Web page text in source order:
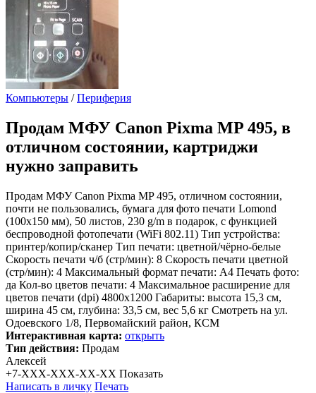
Компьютеры /Периферия
Продам МФУ Canon Pixma MP 495, в
отличном состоянии, картриджи
нужно заправить
Продам МФУ Canon Pixma MP 495, отличном состоянии,
почти не пользовались, бумага для фото печати Lomond
(100x150 мм), 50 листов, 230 g/m в подарок, с функцией
беспроводной фотопечати (WiFi 802.11) Тип устройства:
принтер/копир/сканер Тип печати: цветной/чёрно-белые
Скорость печати ч/б (стр/мин): 8 Скорость печати цветной
(стр/мин): 4 Максимальный формат печати: А4 Печать фото:
да Кол-во цветов печати: 4 Максимальное расширение для
цветов печати (dpi) 4800x1200 Габариты: высота 15,3 см,
ширина 45 см, глубина: 33,5 см, вес 5,6 кг Смотреть на ул.
Одоевского 1/8, Первомайский район, КСМ
Интерактивная карта: открыть
Тип действия: Продам
Алексей
+7-XXX-XXX-XX-XX Показать
Написать в личку Печать